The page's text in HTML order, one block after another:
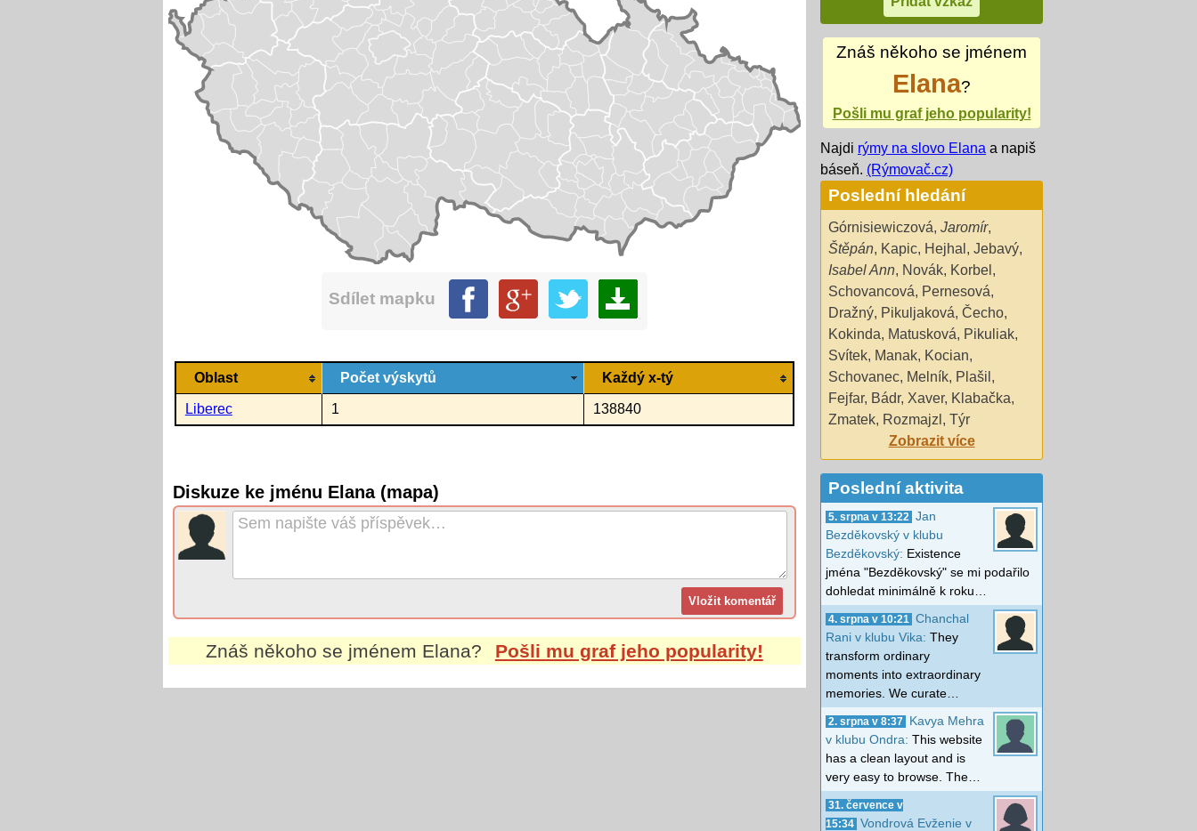
Sdílet mapku
Oblast Počet výskytů Každý x-tý
Liberec 1 138840
Diskuze ke jménu Elana (mapa)
Znáš někoho se jménem Elana? Pošli mu graf jeho popularity!
Znáš někoho se jménem
Elana?
Pošli mu graf jeho popularity!
Najdi rýmy na slovo Elana a napiš
báseň. (Rýmovač.cz)
Poslední hledání
Górnisiewiczová, Jaromír,
Štěpán, Kapic, Hejhal , Jebavý,
Isabel Ann, Novák, Korbel ,
Schovancová, Pernesová,
Dražný, Pikuljaková, Čecho,
Kokinda, Matusková, Pikuliak,
Svítek, Manak, Kocian,
Schovanec, Melník, Plašil ,
Fejfar, Bádr, Xaver, Klabačka,
Zmatek, Rozmajzl , Týr
Zobrazit více
Poslední aktivita
5. srpna v 13:22
Jan
Bezděkovský v klubu
Bezděkovský: Existence
jména "Bezděkovský" se mi podařilo
dohledat minimálně k roku…
4. srpna v 10:21
Chanchal
Rani v klubu Vika: They
transform ordinary
moments into extraordinary
memories. We curate…
2. srpna v 8:37
Kavya Mehra
v klubu Ondra: This website
has a clean layout and is
very easy to browse. The…
31. července v
15:34 Vondrová Evženie v